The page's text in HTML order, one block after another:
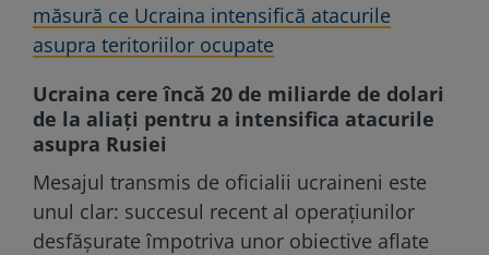
măsură ce Ucraina intensifică atacurile
asupra teritoriilor ocupate
Ucraina cere încă 20 de miliarde de dolari
de la aliați pentru a intensifica atacurile
asupra Rusiei
Mesajul transmis de oficialii ucraineni este
unul clar: succesul recent al operațiunilor
desfășurate împotriva unor obiective aflate